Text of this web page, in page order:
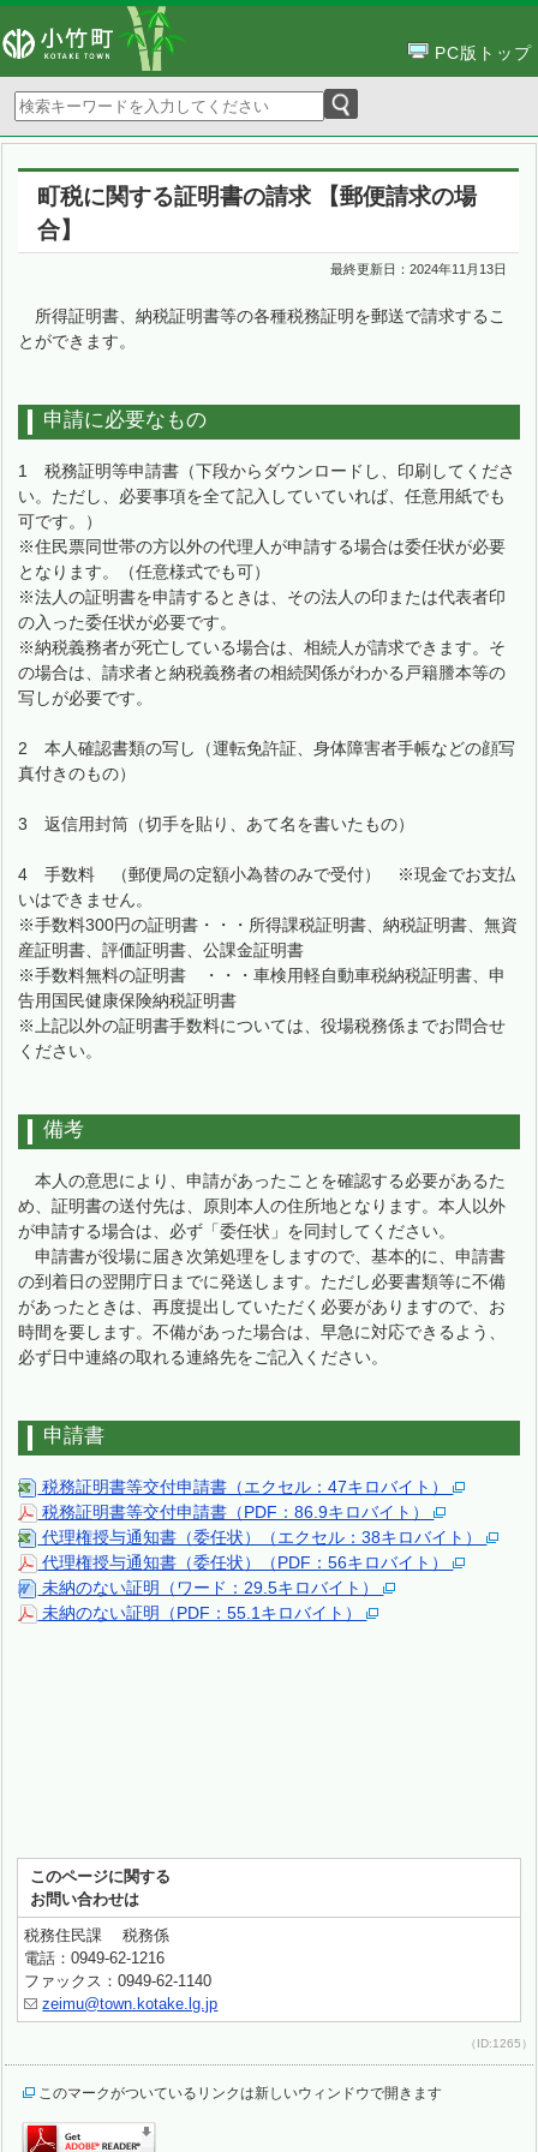
PC版トップ
町税に関する証明書の請求 【郵便請求の場
合】
最終更新日：2024年11月13日
所得証明書、納税証明書等の各種税務証明を郵送で請求するこ
とができます。
申請に必要なもの
1 税務証明等申請書（下段からダウンロードし、印刷してくださ
い。ただし、必要事項を全て記入していていれば、任意用紙でも
可です。）
※住民票同世帯の方以外の代理人が申請する場合は委任状が必要
となります。（任意様式でも可）
※法人の証明書を申請するときは、その法人の印または代表者印
の入った委任状が必要です。
※納税義務者が死亡している場合は、相続人が請求できます。そ
の場合は、請求者と納税義務者の相続関係がわかる戸籍謄本等の
写しが必要です。
2 本人確認書類の写し（運転免許証、身体障害者手帳などの顔写
真付きのもの）
3 返信用封筒（切手を貼り、あて名を書いたもの）
4 手数料 （郵便局の定額小為替のみで受付） ※現金でお支払
いはできません。
※手数料300円の証明書・・・所得課税証明書、納税証明書、無資
産証明書、評価証明書、公課金証明書
※手数料無料の証明書 ・・・車検用軽自動車税納税証明書、申
告用国民健康保険納税証明書
※上記以外の証明書手数料については、役場税務係までお問合せ
ください。
備考
本人の意思により、申請があったことを確認する必要があるた
め、証明書の送付先は、原則本人の住所地となります。本人以外
が申請する場合は、必ず「委任状」を同封してください。
申請書が役場に届き次第処理をしますので、基本的に、申請書
の到着日の翌開庁日までに発送します。ただし必要書類等に不備
があったときは、再度提出していただく必要がありますので、お
時間を要します。不備があった場合は、早急に対応できるよう、
必ず日中連絡の取れる連絡先をご記入ください。
申請書
税務証明書等交付申請書（エクセル：47キロバイト）
税務証明書等交付申請書（PDF：86.9キロバイト）
代理権授与通知書（委任状）（エクセル：38キロバイト）
代理権授与通知書（委任状）（PDF：56キロバイト）
未納のない証明（ワード：29.5キロバイト）
未納のない証明（PDF：55.1キロバイト）
このページに関する
お問い合わせは
税務住民課 税務係
電話：0949-62-1216
ファックス：0949-62-1140
zeimu@town.kotake.lg.jp
（ID:1265）
このマークがついているリンクは新しいウィンドウで開きます